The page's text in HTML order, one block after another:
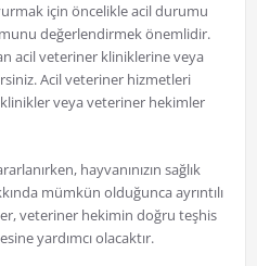
için öncelikle acil durumu
değerlendirmek önemlidir.
acil veteriner kliniklerine veya
Acil veteriner hizmetleri
veya veteriner hekimler
hayvanınızın sağlık
mümkün olduğunca ayrıntılı
veteriner hekimin doğru teşhis
yardımcı olacaktır.